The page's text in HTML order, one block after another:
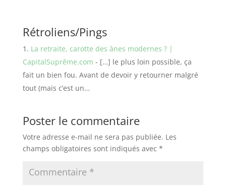
Rétroliens/Pings
La retraite, carotte des ânes modernes ? |
CapitalSuprême.com - […] le plus loin possible, ça
fait un bien fou. Avant de devoir y retourner malgré
tout (mais c’est un…
Poster le commentaire
Votre adresse e-mail ne sera pas publiée. Les
champs obligatoires sont indiqués avec *